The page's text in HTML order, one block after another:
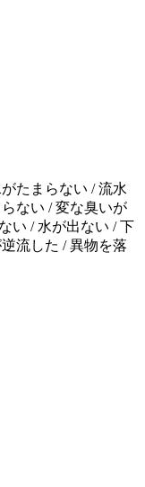
たまらない / 流水
ない / 変な臭いが
い / 水が出ない / 下
流した / 異物を落